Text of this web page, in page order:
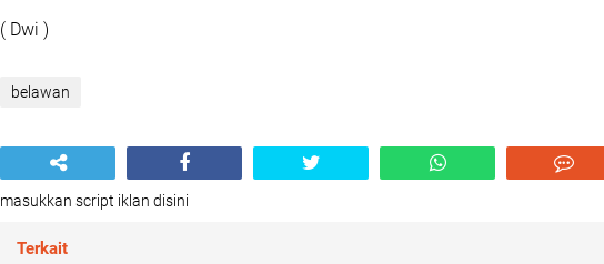
( Dwi )
belawan
masukkan script iklan disini
Terkait